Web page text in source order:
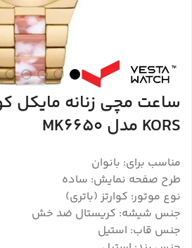
KORS مدل MK6650
مناسب برای: بانوان
طرح صفحه نمایش: ساده
نوع موتور: کوارتز (باتری)
جنس شیشه: کریستال ضد خش
جنس قاب: استیل